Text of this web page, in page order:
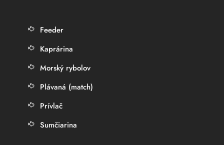
Feeder
Kaprárina
Morský rybolov
Plávaná (match)
Prívlač
Sumčiarina